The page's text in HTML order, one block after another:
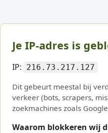
Je IP-adres is
IP: 216.73.217.127
Dit gebeurt meestal bij
verkeer (bots, scrapers,
zoekmachines zoals
Waarom blokkeren wij